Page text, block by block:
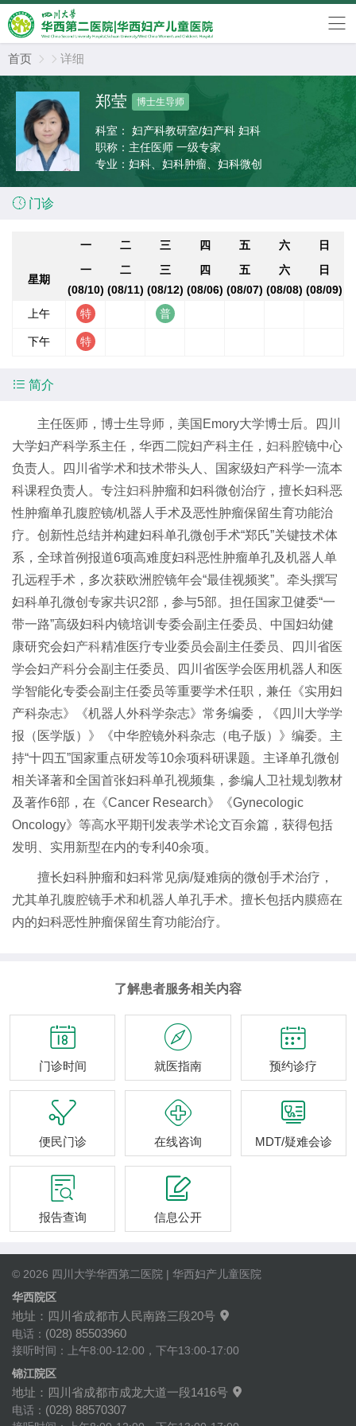
首页   详细
郑莹 博士生导师
科室：
妇产科教研室/妇产科 妇科
职称： 主任医师 一级专家
专业： 妇科、妇科肿瘤、妇科微创
 门诊
一 二 三 四 五 六 日
星期
一
(08/10)
二
(08/11)
三
(08/12)
四
(08/06)
五
(08/07)
六
(08/08)
日
(08/09)
上午
下午
 简介
主任医师，博士生导师，美国Emory大学博士后。四川
大学妇产科学系主任，华西二院妇产科主任， 妇科腔镜中心
负责人。四川省学术和技术带头人、国家级妇产科学一流本
科课程负责人。专注妇科肿瘤和妇科微创治疗，擅长妇科恶
性肿瘤单孔腹腔镜/机器人手术及恶性肿瘤保留生育功能治
疗。创新性总结并构建妇科单孔微创手术“郑氏”关键技术体
系，全球首例报道6项高难度妇科恶性肿瘤单孔及机器人单
孔远程手术，多次获欧洲腔镜年会“最佳视频奖”。牵头撰写
妇科单孔微创专家共识2部，参与5部。担任国家卫健委“一
带一路”高级妇科内镜培训专委会副主任委员、中国妇幼健
康研究会妇产科精准医疗专业委员会副主任委员、四川省医
学会妇产科分会副主任委员、四川省医学会医用机器人和医
学智能化专委会副主任委员等重要学术任职，兼任《实用妇
产科杂志》《机器人外科学杂志》常务编委，《四川大学学
报（医学版）》《中华腔镜外科杂志（电子版）》编委。主
持“十四五”国家重点研发等10余项科研课题。主译单孔微创
相关译著和全国首张妇科单孔视频集，参编人卫社规划教材
及著作6部，在《Cancer Research》《Gynecologic
Oncology》等高水平期刊发表学术论文百余篇，获得包括
发明、实用新型在内的专利40余项。
擅长妇科肿瘤和妇科常见病/疑难病的微创手术治疗，
尤其单孔腹腔镜手术和机器人单孔手术。擅长包括内膜癌在
内的妇科恶性肿瘤保留生育功能治疗。
了解患者服务相关内容

门诊时间

就医指南

预约诊疗

便民门诊

在线咨询

MDT/疑难会诊

报告查询

信息公开
© 2026 四川大学华西第二医院 | 华西妇产儿童医院
华西院区
地址：四川省成都市人民南路三段20号 
电话： (028) 85503960
接听时间：上午8:00-12:00，下午13:00-17:00
锦江院区
地址：四川省成都市成龙大道一段1416号 
电话： (028) 88570307